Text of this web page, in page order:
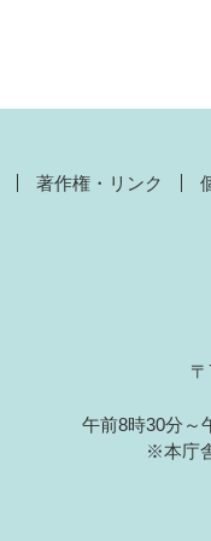
著作権・リンク
午前8時30分～
※本庁